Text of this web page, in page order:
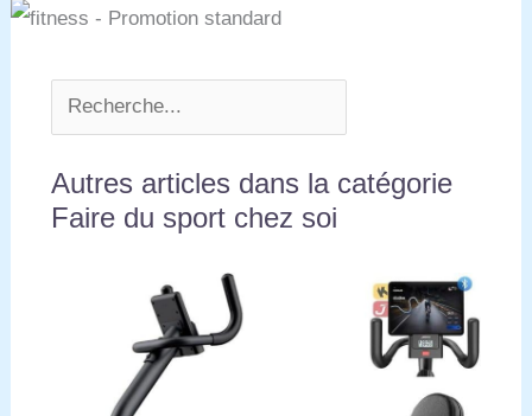
Autres articles dans la catégorie
Faire du sport chez soi